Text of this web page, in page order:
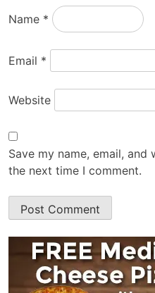
Name *
Email *
Website
Save my name, email,
the next time I comment.